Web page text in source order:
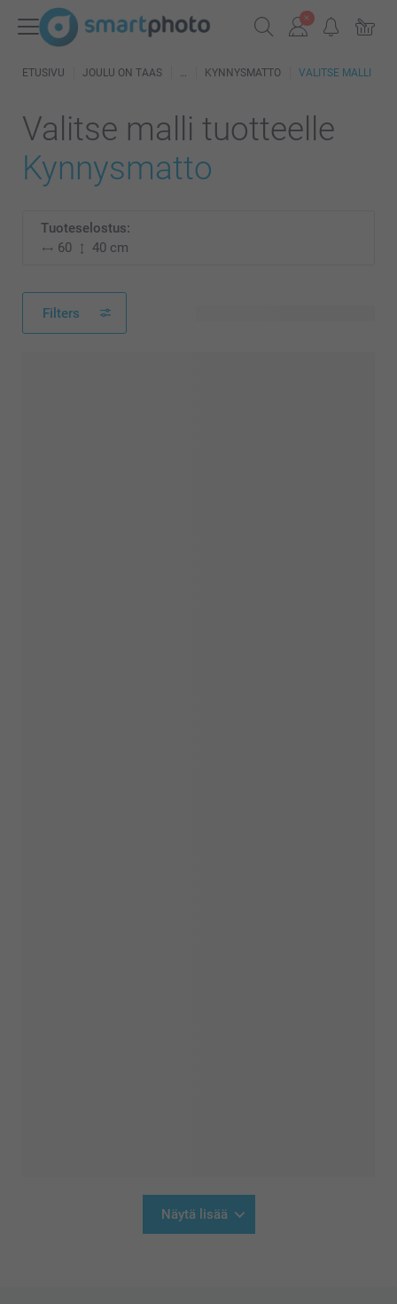
ETUSIVU JOULU ON TAAS KYNNYSMATTO VALITSE MALLI
Valitse malli tuotteelle
Kynnysmatto
Tuoteselostus:
60
40 cm
Filters
Näytä lisää